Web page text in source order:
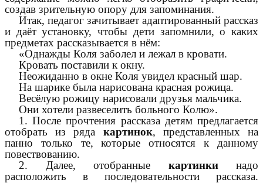
создав зрительную опору для запоминания.
Итак, педагог зачитывает адаптированный рассказ
и даёт установку, чтобы дети запомнили, о каких
предметах рассказывается в нём:
«Однажды Коля заболел и лежал в кровати.
Кровать поставили к окну.
Неожиданно в окне Коля увидел красный шар.
На шарике была нарисована красная рожица.
Весёлую рожицу нарисовали друзья мальчика.
Они хотели развеселить больного Колю».
1. После прочтения рассказа детям предлагается
отобрать из ряда картинок, представленных на
панно только те, которые относятся к данному
повествованию.
2. Далее, отобранные картинкинадо
расположить в последовательности рассказа.